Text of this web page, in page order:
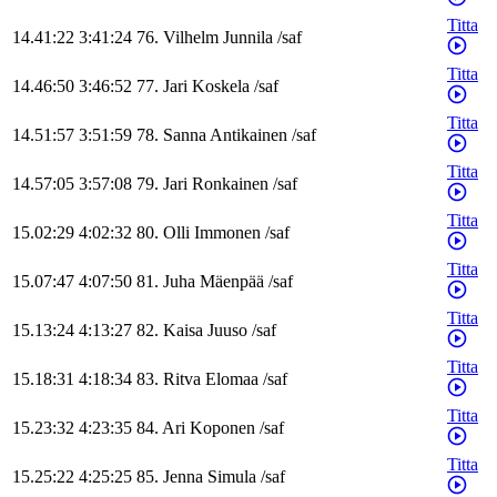
14.41:22 3:41:24 76. Vilhelm Junnila /saf
Titta
14.46:50 3:46:52 77. Jari Koskela /saf
Titta
14.51:57 3:51:59 78. SannaAntikainen /saf
Titta
14.57:05 3:57:08 79. Jari Ronkainen /saf
Titta
15.02:29 4:02:32 80. Olli Immonen /saf
Titta
15.07:47 4:07:50 81. Juha Mäenpää /saf
Titta
15.13:24 4:13:27 82. Kaisa Juuso /saf
Titta
15.18:31 4:18:34 83. Ritva Elomaa /saf
Titta
15.23:32 4:23:35 84. Ari Koponen /saf
Titta
15.25:22 4:25:25 85. Jenna Simula /saf
Titta